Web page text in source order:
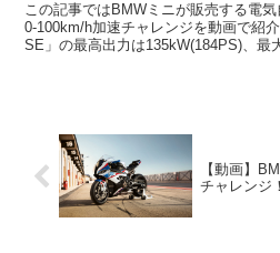
この記事ではBMWミニが販売する電
0-100km/h加速チャレンジを動画で紹
SE」の最高出力は135kW(184PS)、最
【動画】
チャレンジ！